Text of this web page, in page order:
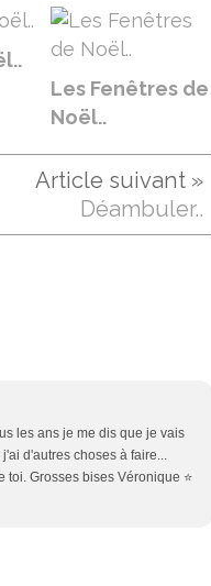
Les Fenêtres de
Noël..
Déambuler..
les ans je me dis que je vais
d'autres choses à faire...
Grosses bises Véronique ⭐